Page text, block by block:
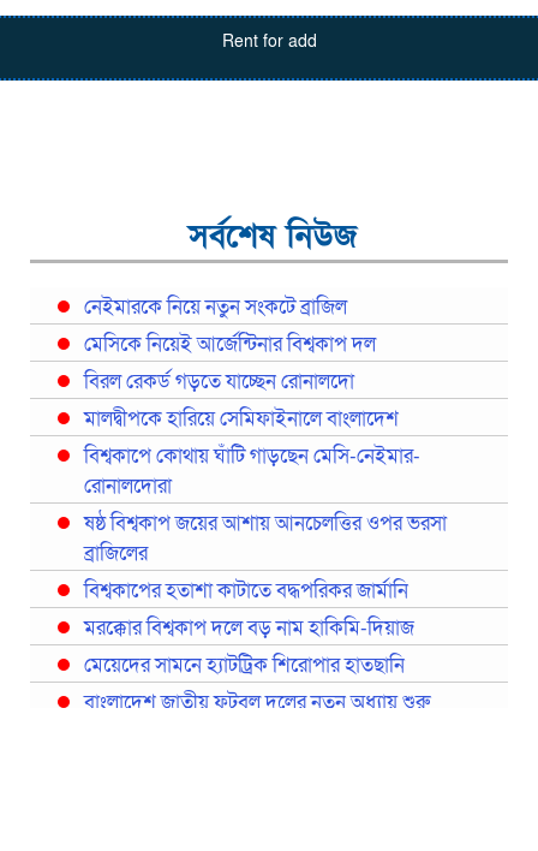
Rent for add
সর্বশেষ নিউজ
নেইমারকে নিয়ে নতুন সংকটে ব্রাজিল
মেসিকে নিয়েই আর্জেন্টিনার বিশ্বকাপ দল
বিরল রেকর্ড গড়তে যাচ্ছেন রোনালদো
মালদ্বীপকে হারিয়ে সেমিফাইনালে বাংলাদেশ
বিশ্বকাপে কোথায় ঘাঁটি গাড়ছেন মেসি-নেইমার-
রোনালদোরা
ষষ্ঠ বিশ্বকাপ জয়ের আশায় আনচেলত্তির ওপর ভরসা
ব্রাজিলের
বিশ্বকাপের হতাশা কাটাতে বদ্ধপরিকর জার্মানি
মরক্কোর বিশ্বকাপ দলে বড় নাম হাকিমি-দিয়াজ
মেয়েদের সামনে হ্যাটট্রিক শিরোপার হাতছানি
বাংলাদেশ জাতীয় ফুটবল দলের নতুন অধ্যায় শুরু